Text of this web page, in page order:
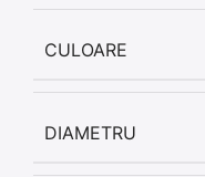
CULOARE
DIAMETRU